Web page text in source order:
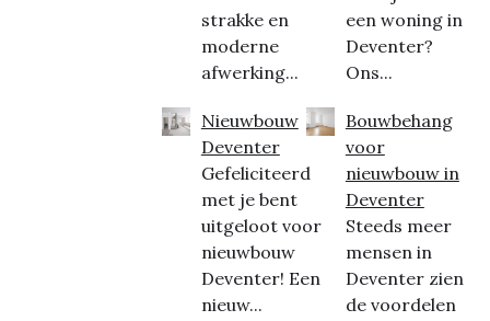
strakke en
moderne
afwerking...
Nieuwbouw
Deventer
Gefeliciteerd
met je bent
uitgeloot voor
nieuwbouw
Deventer! Een
nieuw...
een woning in
Deventer?
Ons...
Bouwbehang
voor
nieuwbouw in
Deventer
Steeds meer
mensen in
Deventer zien
de voordelen